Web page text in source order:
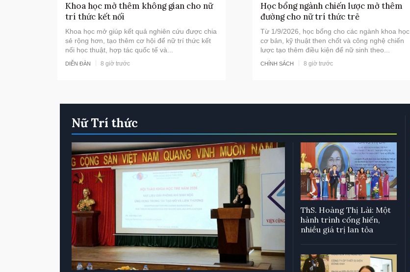
Khoa học mở thêm không gian cho nữ
trí thức kết nối
Khoa học mở giúp kết quả nghiên cứu được chia
sẻ rộng hơn, tạo thêm cơ hội để nữ trí thức kết
nối học thuật, hợp tác quốc tế và...
DIỄN ĐÀN 8 giờ trước
Học bổng ngành chiến lược mở thêm
đường cho nữ trí thức trẻ
Từ 1/9/2026, học bổng cho các ngành khoa học
cơ bản, kỹ thuật then chốt và công nghệ chiến
lược tạo thêm điều kiện để nữ sinh theo...
CHÍNH SÁCH 8 giờ trước
Nữ Trí thức
ThS. Hoàng Thị Lài: Một
hành trình cống hiến,
nhiều giá trị lan tỏa